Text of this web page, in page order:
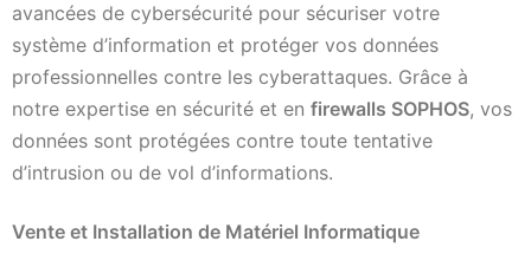
avancées de cybersécurité pour sécuriser votre
système d’information et protéger vos données
professionnelles contre les cyberattaques. Grâce à
notre expertise en sécurité et en firewalls SOPHOS, vos
données sont protégées contre toute tentative
d’intrusion ou de vol d’informations.
Vente et Installation de Matériel Informatique